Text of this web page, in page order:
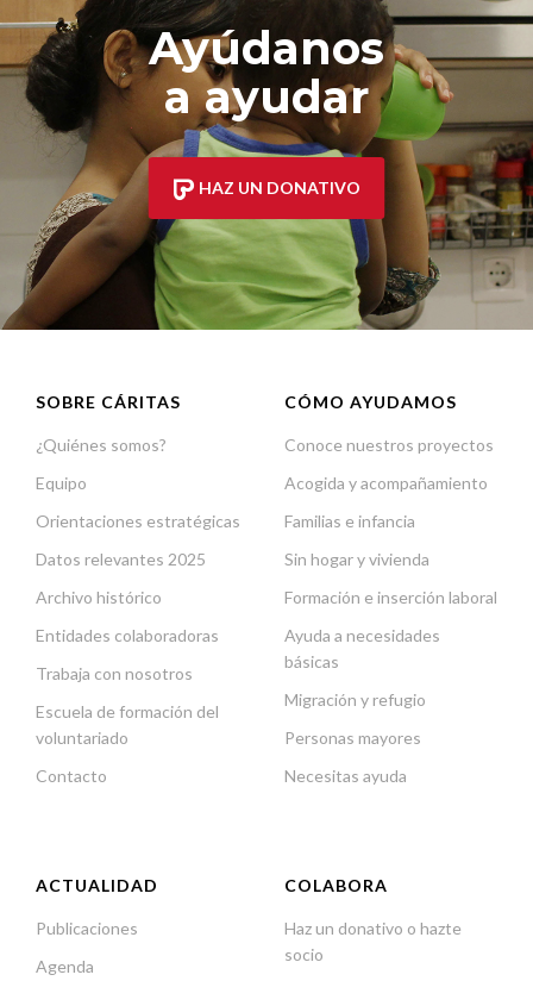
Ayúdanos
a ayudar
HAZ UN DONATIVO
SOBRE CÁRITAS
¿Quiénes somos?
Equipo
Orientaciones estratégicas
Datos relevantes 2025
Archivo histórico
Entidades colaboradoras
Trabaja con nosotros
Escuela de formación del
voluntariado
Contacto
CÓMO AYUDAMOS
Conoce nuestros proyectos
Acogida y acompañamiento
Familias e infancia
Sin hogar y vivienda
Formación e inserción laboral
Ayuda a necesidades
básicas
Migración y refugio
Personas mayores
Necesitas ayuda
ACTUALIDAD
Publicaciones
Agenda
COLABORA
Haz un donativo o hazte
socio